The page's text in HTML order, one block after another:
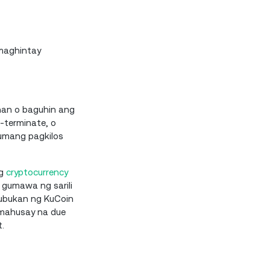
o baguhin ang
terminate, o
pagkilos
cryptocurrency
ng sarili
ng KuCoin
na due